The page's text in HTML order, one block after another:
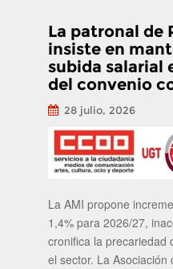
La patronal de
insiste en
subida salarial
del convenio
28 julio, 2026
La AMI propone
1,4% para 2026/27,
cronifica la precariedad
el sector. La